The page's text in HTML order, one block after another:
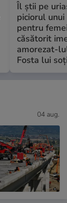
Îl știi pe
piciorul
pentru
căsătorit
amorezat-
Fosta lui
04 aug.